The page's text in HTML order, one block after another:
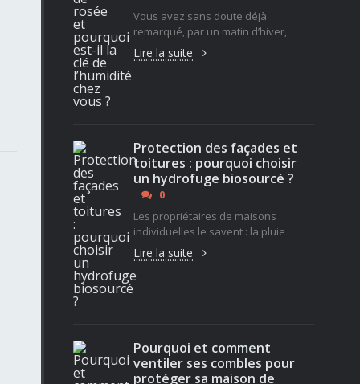
Vous avez sans doute déjà
remarqué, par un matin d’hiver,
Lire la suite
Protection des façades et
toitures : pourquoi choisir
un hydrofuge biosourcé ?
0
Les propriétaires de maisons
individuelles le savent : la pluie
Lire la suite
Pourquoi et comment
ventiler ses combles pour
protéger sa maison de